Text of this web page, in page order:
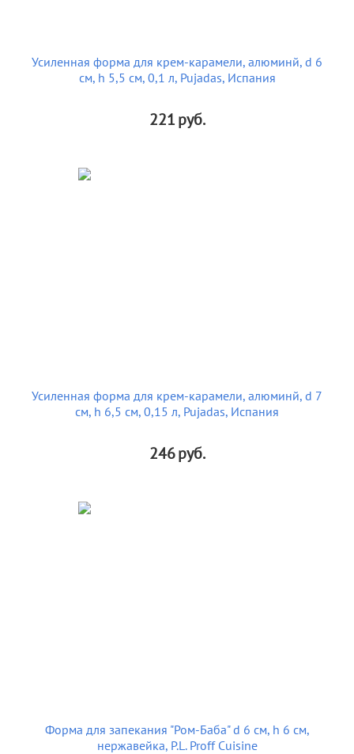
Усиленная форма для крем-карамели, алюминй, d 6
см, h 5,5 см, 0,1 л, Pujadas, Испания
221руб.
Усиленная форма для крем-карамели, алюминй, d 7
см, h 6,5 см, 0,15 л, Pujadas, Испания
246руб.
Форма для запекания "Ром-Баба" d 6 см, h 6 см,
нержавейка, P.L. Proff Cuisine